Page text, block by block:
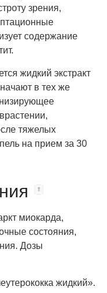
зрения,
содержание
жидкий экстракт
в тех же
тяжелых
на прием за 30
миокарда,
состояния,
Дозы
жидкий».